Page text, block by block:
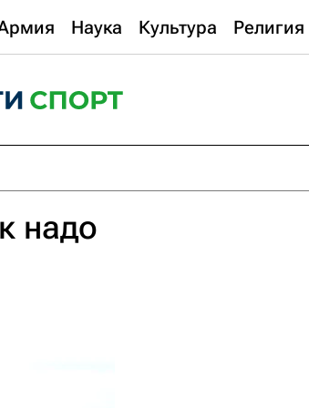
Наука Культура Религия
надо